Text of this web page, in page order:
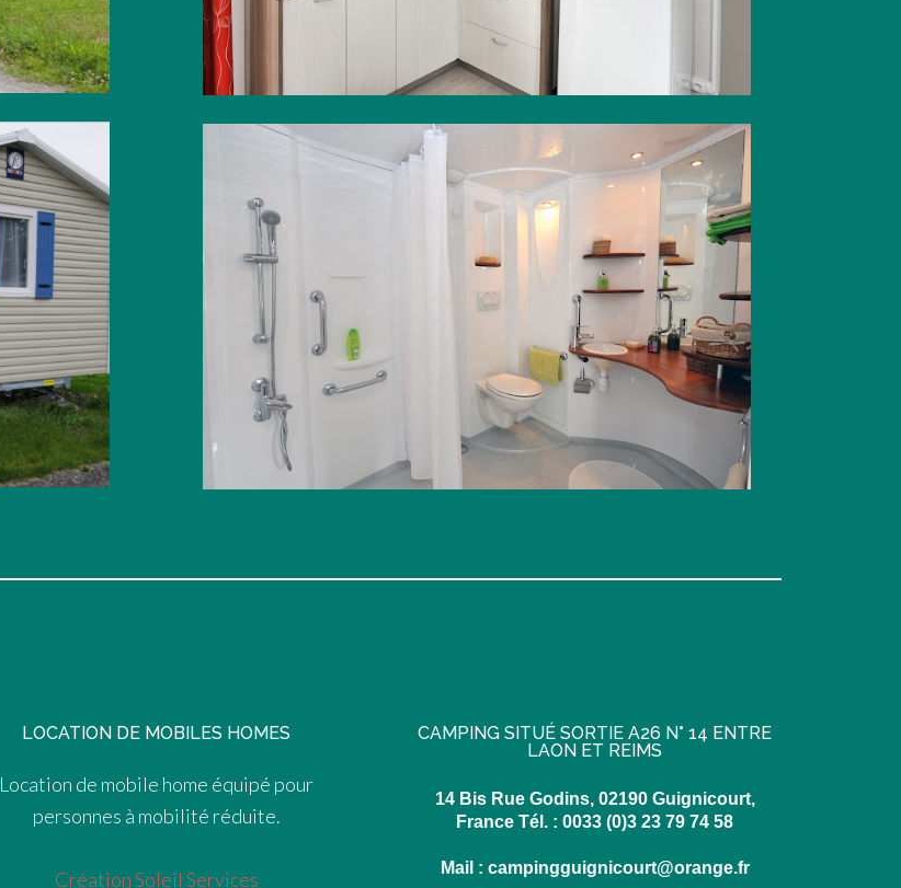
LOCATION DE MOBILES HOMES
Location de mobile home équipé pour
personnes à mobilité réduite.
Création Soleil Services
CAMPING SITUÉ SORTIE A26 N° 14 ENTRE
LAON ET REIMS
14 Bis Rue Godins, 02190 Guignicourt,
France Tél. : 0033 (0)3 23 79 74 58
Mail : campingguignicourt@orange.fr